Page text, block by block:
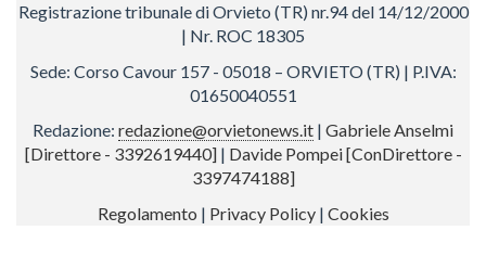
Registrazione tribunale di Orvieto (TR) nr.94 del 14/12/2000
| Nr. ROC 18305
Sede: Corso Cavour 157 - 05018 – ORVIETO (TR) | P.IVA:
01650040551
Redazione: redazione@orvietonews.it | Gabriele Anselmi
[Direttore - 3392619440]| Davide Pompei [ConDirettore -
3397474188]
Regolamento | Privacy Policy| Cookies